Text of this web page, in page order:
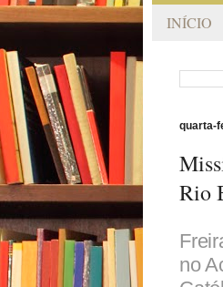
INÍCIO
quarta-
Rio
no